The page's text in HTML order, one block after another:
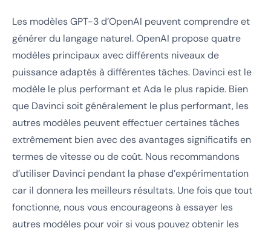
Les modèles GPT-3 d’OpenAI peuvent comprendre et
générer du langage naturel. OpenAI propose quatre
modèles principaux avec différents niveaux de
puissance adaptés à différentes tâches. Davinci est le
modèle le plus performant et Ada le plus rapide. Bien
que Davinci soit généralement le plus performant, les
autres modèles peuvent effectuer certaines tâches
extrêmement bien avec des avantages significatifs en
termes de vitesse ou de coût. Nous recommandons
d’utiliser Davinci pendant la phase d’expérimentation
car il donnera les meilleurs résultats. Une fois que tout
fonctionne, nous vous encourageons à essayer les
autres modèles pour voir si vous pouvez obtenir les